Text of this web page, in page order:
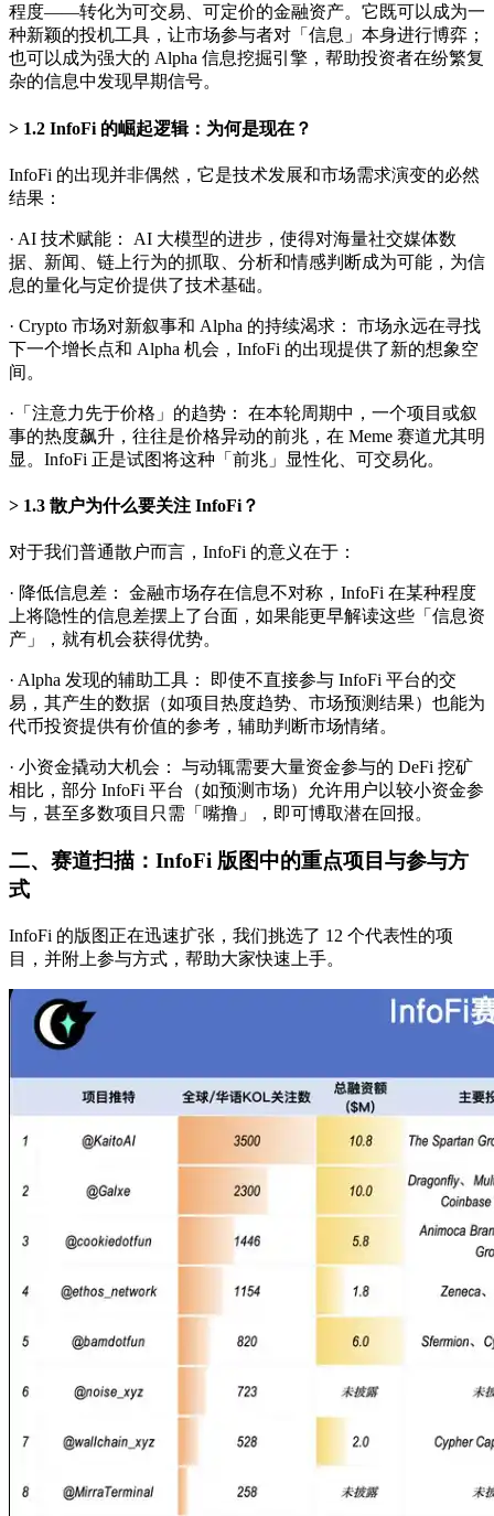
程度——转化为可交易、可定价的金融资产。它既可以成为一
种新颖的投机工具，让市场参与者对「信息」本身进行博弈；
也可以成为强大的 Alpha 信息挖掘引擎，帮助投资者在纷繁复
杂的信息中发现早期信号。
1.2 InfoFi 的崛起逻辑：为何是现在？
InfoFi 的出现并非偶然，它是技术发展和市场需求演变的必然
结果：
· AI 技术赋能： AI 大模型的进步，使得对海量社交媒体数
据、新闻、链上行为的抓取、分析和情感判断成为可能，为信
息的量化与定价提供了技术基础。
· Crypto 市场对新叙事和 Alpha 的持续渴求： 市场永远在寻找
下一个增长点和 Alpha 机会，InfoFi 的出现提供了新的想象空
间。
·「注意力先于价格」的趋势： 在本轮周期中，一个项目或叙
事的热度飙升，往往是价格异动的前兆，在 Meme 赛道尤其明
显。InfoFi 正是试图将这种「前兆」显性化、可交易化。
1.3 散户为什么要关注 InfoFi？
对于我们普通散户而言，InfoFi 的意义在于：
· 降低信息差： 金融市场存在信息不对称，InfoFi 在某种程度
上将隐性的信息差摆上了台面，如果能更早解读这些「信息资
产」，就有机会获得优势。
· Alpha 发现的辅助工具： 即使不直接参与 InfoFi 平台的交
易，其产生的数据（如项目热度趋势、市场预测结果）也能为
代币投资提供有价值的参考，辅助判断市场情绪。
· 小资金撬动大机会： 与动辄需要大量资金参与的 DeFi 挖矿
相比，部分 InfoFi 平台（如预测市场）允许用户以较小资金参
与，甚至多数项目只需「嘴撸」，即可博取潜在回报。
二、赛道扫描：InfoFi 版图中的重点项目与参与方
式
InfoFi 的版图正在迅速扩张，我们挑选了 12 个代表性的项
目，并附上参与方式，帮助大家快速上手。